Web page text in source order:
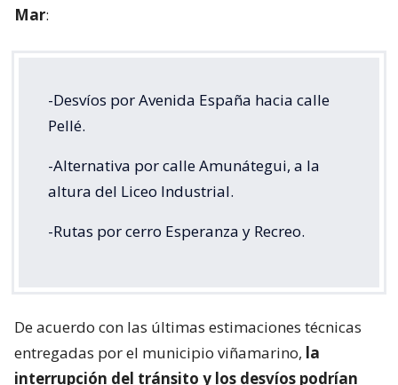
Mar:
-Desvíos por Avenida España hacia calle
Pellé.
-Alternativa por calle Amunátegui, a la
altura del Liceo Industrial.
-Rutas por cerro Esperanza y Recreo.
De acuerdo con las últimas estimaciones técnicas
entregadas por el municipio viñamarino, la
interrupción del tránsito y los desvíos podrían